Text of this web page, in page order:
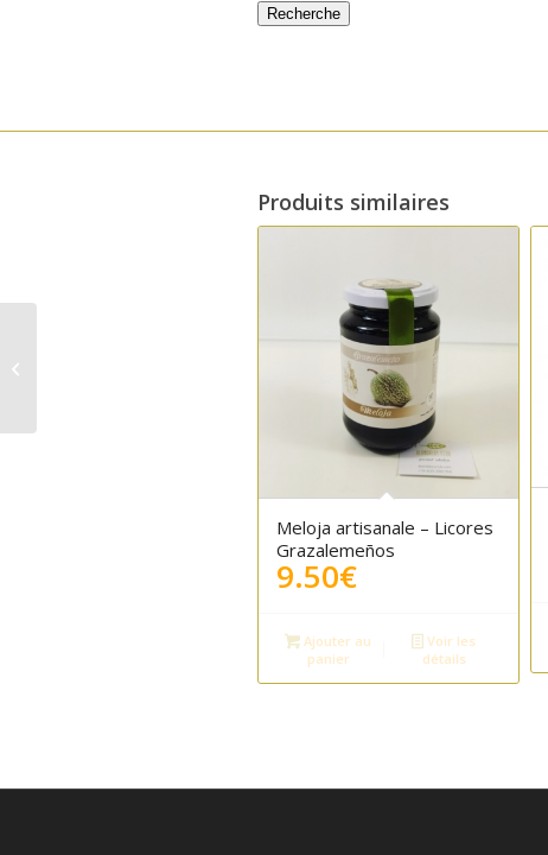
Recherche
Produits similaires
Meloja artisanale – Licores
Grazalemeños
9.50€
Ajouter au
panier
Voir les
détails